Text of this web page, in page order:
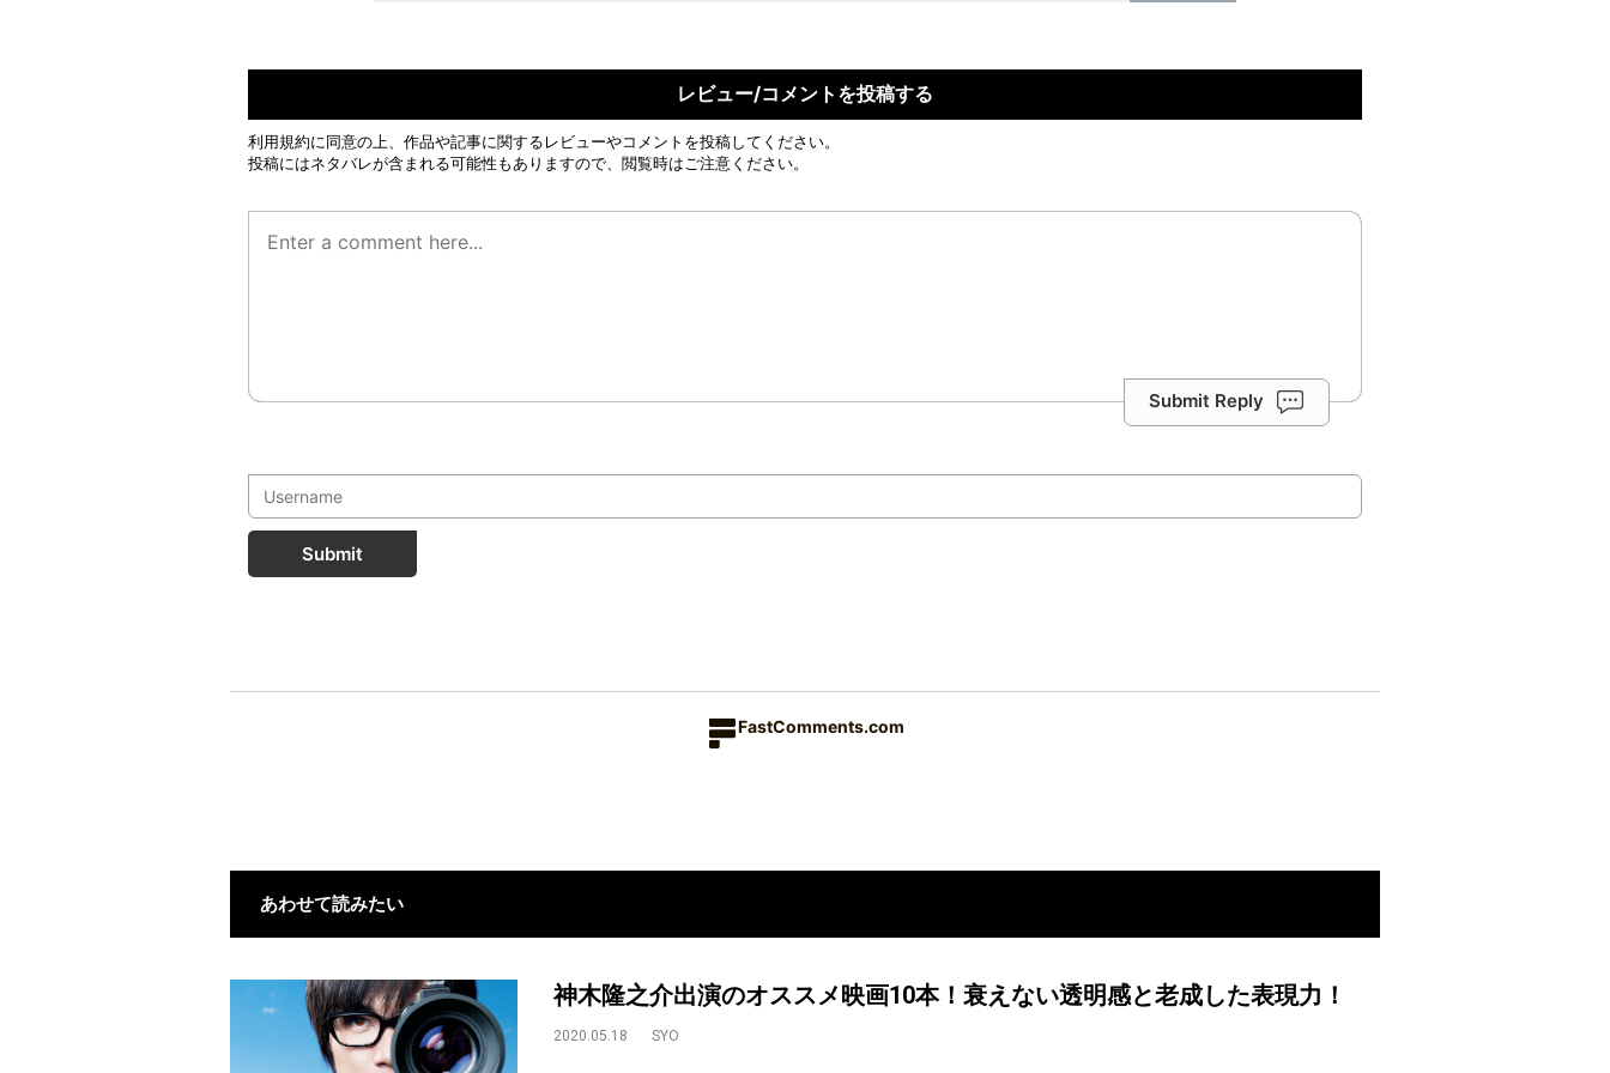
レビュー/コメントを投稿する
利用規約に同意の上、作品や記事に関するレビューやコメントを投稿してください。
投稿にはネタバレが含まれる可能性もありますので、閲覧時はご注意ください。
Submit Reply
Submit
FastComments.com
あわせて読みたい
神木隆之介出演のオススメ映画10本！衰えない透明感と老成した表現力！
2020.05.18 SYO